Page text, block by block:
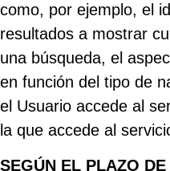
como, por ejemplo, el
resultados a mostrar
una búsqueda, el
en función del tipo de
el Usuario accede al
la que accede al
SEGÚN EL PLAZO